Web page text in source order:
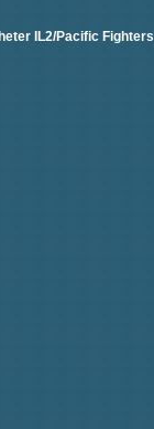
IL2/Pacific Fighters